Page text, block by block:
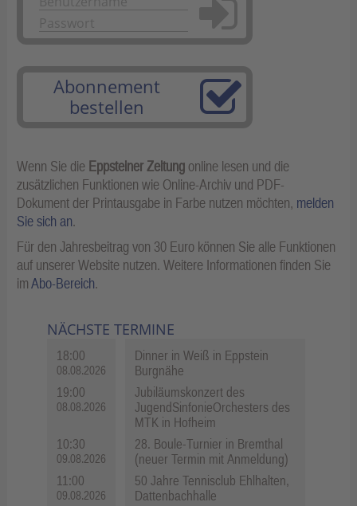
Abonnement
bestellen
Wenn Sie die Eppsteiner Zeitung online lesen und die
zusätzlichen Funktionen wie Online-Archiv und PDF-
Dokument der Printausgabe in Farbe nutzen möchten, melden
Sie sich an.
Für den Jahresbeitrag von 30 Euro können Sie alle Funktionen
auf unserer Website nutzen. Weitere Informationen finden Sie
imAbo-Bereich.
NÄCHSTE TERMINE
18:00
08.08.2026
Dinner in Weiß in Eppstein
Burgnähe
19:00
08.08.2026
Jubiläumskonzert des
JugendSinfonieOrchesters des
MTK in Hofheim
10:30
09.08.2026
28. Boule-Turnier in Bremthal
(neuer Termin mit Anmeldung)
11:00
09.08.2026
50 Jahre Tennisclub Ehlhalten,
Dattenbachhalle